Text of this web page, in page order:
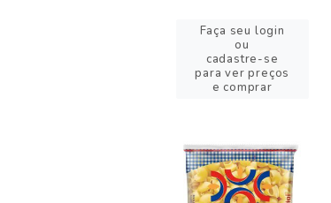
Faça seu login
ou
cadastre-se
para ver preços
e comprar